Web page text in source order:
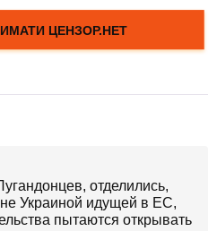
отделились,
Украиной идущей в ЕС,
пытаются открывать